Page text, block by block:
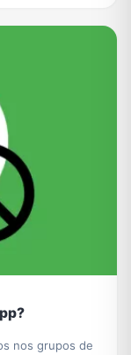
nos grupos de